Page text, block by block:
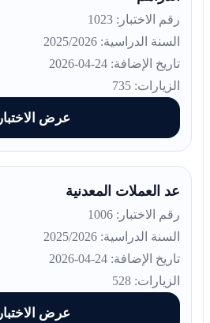
رقم الاختبار: 1023
السنة الدراسية: 2025/2026
تاريخ الإضافة: 24-04-2026
الزيارات: 735
عرض الاختبار
عد العملات المعدنية
رقم الاختبار: 1006
السنة الدراسية: 2025/2026
تاريخ الإضافة: 24-04-2026
الزيارات: 528
عرض الاختبار